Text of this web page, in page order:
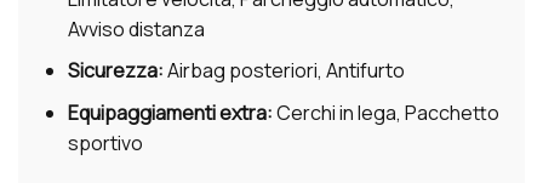
Avviso distanza
Sicurezza:Airbag posteriori, Antifurto
Equipaggiamenti extra:Cerchi in lega, Pacchetto
sportivo